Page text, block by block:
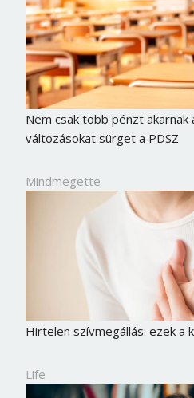
Nem csak több pénzt akarnak
változásokat sürget a PDSZ
Mindmegette
Hirtelen szívmegállás: ezek a
Life